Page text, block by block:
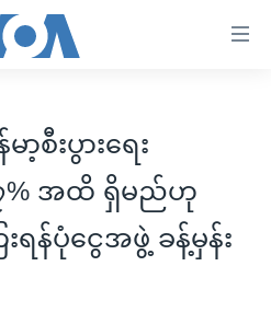
ာ့စီးပွားရေး
% အထိ ရှိမည်ဟု
ရန်ပုံငွေအဖွဲ့ ခန့်မှန်း